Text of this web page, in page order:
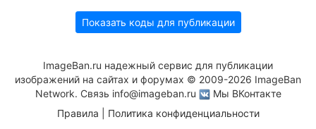
Показать коды для публикации
ImageBan.ru надежный сервис для публикации
изображений на сайтах и форумах © 2009-2026 ImageBan
Network. Связь info@imageban.ru
Мы ВКонтакте
Правила
Политика конфиденциальности